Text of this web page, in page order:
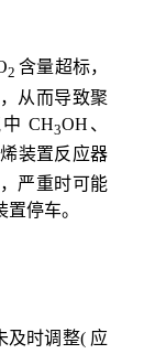
2 含量超标，
从而导致聚
CH3OH、
装置反应器
严重时可能
停车。
及时调整( 应